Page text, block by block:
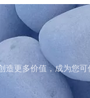
造更多价值，成为您